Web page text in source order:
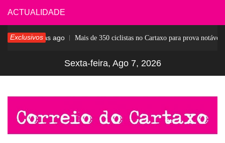
Skip
to
content
ACTUALIDADE
Exclusivos5 dias ago Mais de 350 ciclistas no Cartaxo para prova notável
Sexta-feira, Ago 7, 2026